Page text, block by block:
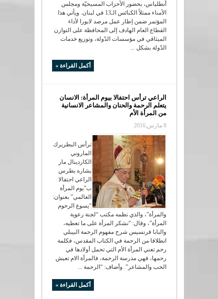
أنطلياس، بحضور الأحزاب المسيحيّة ومجلس
الأمناء ممثلاً الكنائس الـ13 في لبنان. ويأتي هذا
المؤتمر ضمن إطار عمل مرصد لابورا لأداء
القطاع العام الهادف إلى المحافظة على التوازن
الميثاقي في مؤسسات الدّولة، وتوزيع خدمات
الدّولة بشكل ...
أكمل القراءة »
الراعي ترأس احتفالا بيوم المرأة: الانسان
يتعلم الرحمة والحنان والمشاعر الانسانية
من المرأة الأم
8 مارس,2016
ترأس البطريرك
الماروني
الكاردينال مار
بشاره بطرس
الراعي احتفالا
ب”يوم المرأة
العالمي” بعنوان:
“يسوع الرحوم
والمرأة”، والذي نظمه مكتب “لجنة رعوية
المرأة”، وقال: “نشكر المرأة على ما تعطيه،
والبابا فرنسيس شرح مفهوم الرحمة البيبلي
انطلاقا من الرحمة في الكتاب المقدس، فكلمة
رحم تعني المرأة الأم التي تحمل أولادها في
رحمها، فهي مدرسة الرحمة، فالمرأة الام تعيش
الحب والمشاعر”. وأضاف: “الرحمة ...
أكمل القراءة »